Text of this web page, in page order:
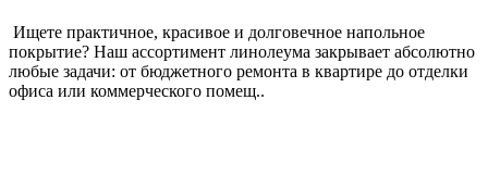
Ищете практичное, красивое и долговечное напольное
покрытие? Наш ассортимент линолеума закрывает абсолютно
любые задачи: от бюджетного ремонта в квартире до отделки
офиса или коммерческого помещ..